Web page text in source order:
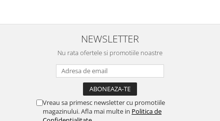
NEWSLETTER
Nu rata ofertele si promotiile noastre
Vreau sa primesc newsletter cu promotiile
magazinului. Afla mai multe in Politica de